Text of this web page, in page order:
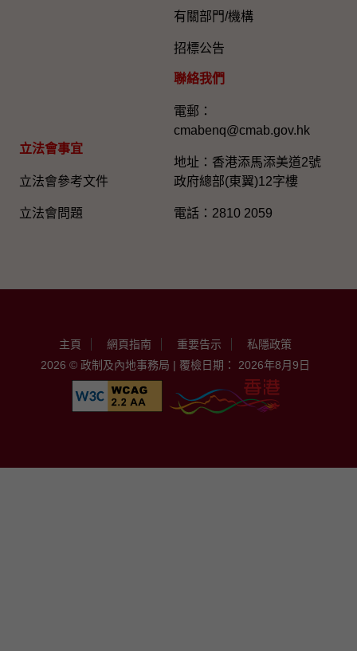
立法會事宜
立法會參考文件
立法會問題
有關部門/機構
招標公告
聯絡我們
電郵：
cmabenq@cmab.gov.hk​
地址：香港添馬添美道2號
政府總部(東翼)12字樓
電話：2810 2059
主頁 網頁指南 重要告示
私隱政策
2026 © 政制及內地事務局 | 覆檢日期： 2026年8月9日